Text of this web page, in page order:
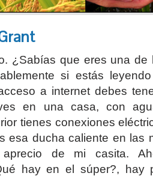
¿Sabías que eres una de
si estás
a internet debes
en una casa, con
tienes conexiones
esa ducha caliente en las
de mi casita.
hay en el súper?, hay